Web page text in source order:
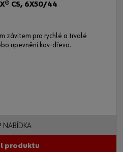
CS, 6X50/44
závitem pro rychlé a trvalé
upevnění kov-dřevo.
NABÍDKA
produktu